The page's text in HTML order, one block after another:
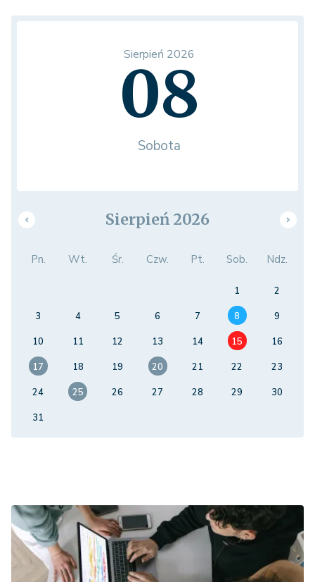
Sierpień 2026
08
Sobota
Sierpień 2026
Pn. Wt. Śr. Czw. Pt. Sob. Ndz.
1
2
3
4 5 6 7 8
9
10
11 12 13 14 15
16
17
18 19 20 21 22
23
24
25 26 27 28 29
30
31